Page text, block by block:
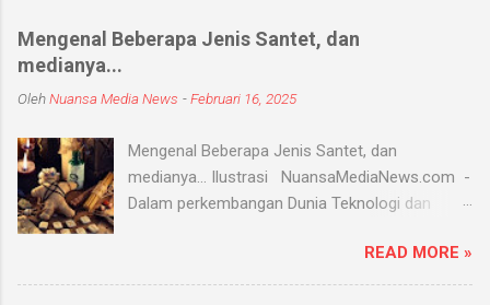
Mengenal Beberapa Jenis Santet, dan
medianya...
OlehNuansa Media News -Februari 16, 2025
Mengenal Beberapa Jenis Santet, dan
medianya... Ilustrasi NuansaMediaNews.com -
Dalam perkembangan Dunia Teknologi dan
yang hingga saat ini masih ada dan berkembang
di masyarakat. Menurut Kamus Besar Bahasa
READ MORE »